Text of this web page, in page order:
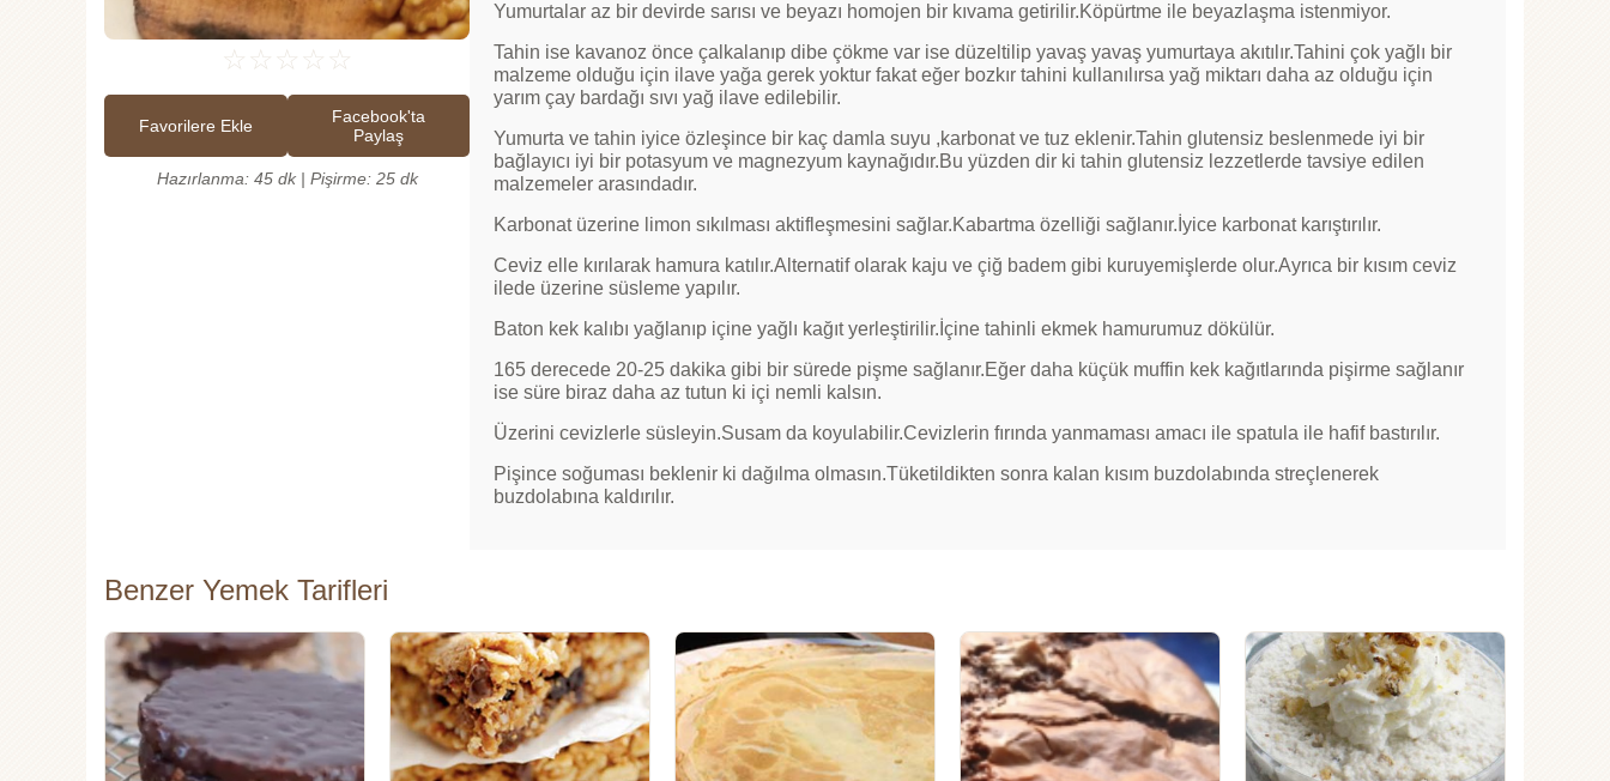
☆ ☆ ☆ ☆ ☆
Favorilere Ekle
Facebook'ta
Paylaş
Hazırlanma: 45 dk | Pişirme: 25 dk
Yumurtalar az bir devirde sarısı ve beyazı homojen bir kıvama getirilir.Köpürtme ile beyazlaşma istenmiyor.
Tahin ise kavanoz önce çalkalanıp dibe çökme var ise düzeltilip yavaş yavaş yumurtaya akıtılır.Tahini çok yağlı bir
malzeme olduğu için ilave yağa gerek yoktur fakat eğer bozkır tahini kullanılırsa yağ miktarı daha az olduğu için
yarım çay bardağı sıvı yağ ilave edilebilir.
Yumurta ve tahin iyice özleşince bir kaç damla suyu ,karbonat ve tuz eklenir.Tahin glutensiz beslenmede iyi bir
bağlayıcı iyi bir potasyum ve magnezyum kaynağıdır.Bu yüzden dir ki tahin glutensiz lezzetlerde tavsiye edilen
malzemeler arasındadır.
Karbonat üzerine limon sıkılması aktifleşmesini sağlar.Kabartma özelliği sağlanır.İyice karbonat karıştırılır.
Ceviz elle kırılarak hamura katılır.Alternatif olarak kaju ve çiğ badem gibi kuruyemişlerde olur.Ayrıca bir kısım ceviz
ilede üzerine süsleme yapılır.
Baton kek kalıbı yağlanıp içine yağlı kağıt yerleştirilir.İçine tahinli ekmek hamurumuz dökülür.
165 derecede 20-25 dakika gibi bir sürede pişme sağlanır.Eğer daha küçük muffin kek kağıtlarında pişirme sağlanır
ise süre biraz daha az tutun ki içi nemli kalsın.
Üzerini cevizlerle süsleyin.Susam da koyulabilir.Cevizlerin fırında yanmaması amacı ile spatula ile hafif bastırılır.
Pişince soğuması beklenir ki dağılma olmasın.Tüketildikten sonra kalan kısım buzdolabında streçlenerek
buzdolabına kaldırılır.
Benzer Yemek Tarifleri